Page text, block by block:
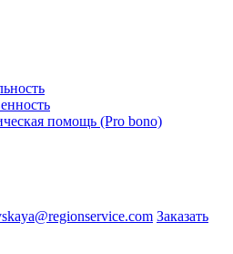
помощь (Pro bono)
Заказать